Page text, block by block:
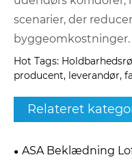
scenarier, der
byggeomkostninger.
Hot Tags:
producent, leverandør,
Relateret
ASA Beklædning